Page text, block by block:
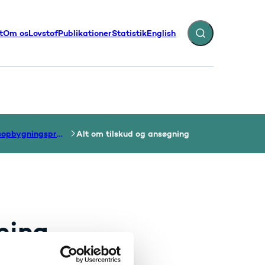
Om osLovstofPublikationerStatistikEnglish Fold søgefelt ud
- Flere links
Kapacitetsopbygningsprojekter Alt om tilskud og ansøgning